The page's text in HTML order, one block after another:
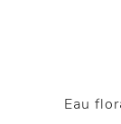
Eau